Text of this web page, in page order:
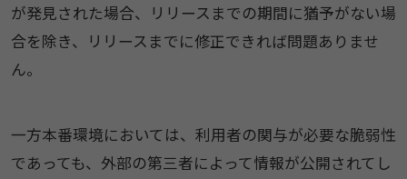
が発見された場合、リリースまでの期間に猶予がない場
合を除き、リリースまでに修正できれば問題ありませ
ん。
一方本番環境においては、利用者の関与が必要な脆弱性
であっても、外部の第三者によって情報が公開されてし